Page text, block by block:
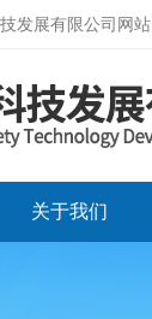
发展有限公司网站
关于我们